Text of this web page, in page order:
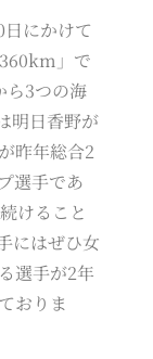
にかけて
」で
ら3つの海
明日香野が
昨年総合2
選手であ
けること
にはぜひ女
選手が2年
おりま